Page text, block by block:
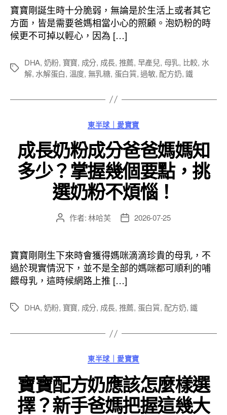
者
佈
日
期
寶寶剛誕生時十分脆弱，無論是於生活上或者其它
方面，皆是需要爸媽相當小心的照顧。泡奶粉的時
候更不可掉以輕心，因為 […]
標
DHA, 奶粉, 寶寶, 成分, 成長, 推薦, 早產兒, 母乳, 比較, 水
解, 水解蛋白, 溫度, 無乳糖, 蛋白質,過敏,配方奶,鐵
分
類
東半球｜愛寶寶
成長奶粉成分爸爸媽媽知
多少？掌握幾個要點，挑
選奶粉不煩惱！
文
者
作者:林哈芙
文
佈
日
期
2026-07-25
寶寶剛剛生下來時會獲得媽咪滴滴珍貴的母乳，不
過於現實情況下，並不是全部的媽咪都可順利的哺
餵母乳，這時候網路上推 […]
標
DHA, 奶粉, 寶寶, 成分, 成長, 推薦, 蛋白質, 配方奶,鐵
分
類
東半球｜愛寶寶
寶寶配方奶應該怎麼樣選
擇？新手爸媽把握這幾大